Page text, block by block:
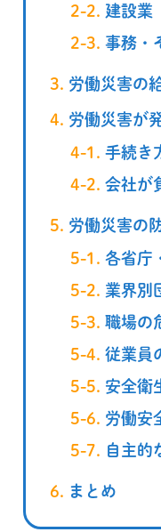
建設業
事務・
労働災害の
労働災害が
手続き
会社が
労働災害の
各省庁
業界別
職場の
従業員
安全衛
労働安
自主的
まとめ